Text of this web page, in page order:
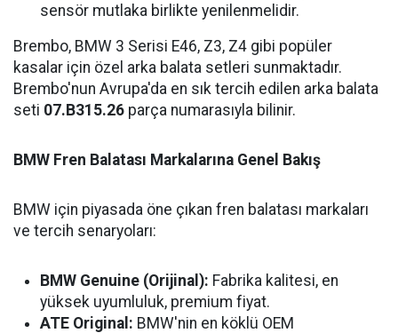
sensör mutlaka birlikte yenilenmelidir.
Brembo, BMW 3 Serisi E46, Z3, Z4 gibi popüler
kasalar için özel arka balata setleri sunmaktadır.
Brembo'nun Avrupa'da en sık tercih edilen arka balata
seti 07.B315.26 parça numarasıyla bilinir.
BMW Fren Balatası Markalarına Genel Bakış
BMW için piyasada öne çıkan fren balatası markaları
ve tercih senaryoları:
BMW Genuine (Orijinal): Fabrika kalitesi, en
yüksek uyumluluk, premium fiyat.
ATE Original: BMW'nin en köklü OEM